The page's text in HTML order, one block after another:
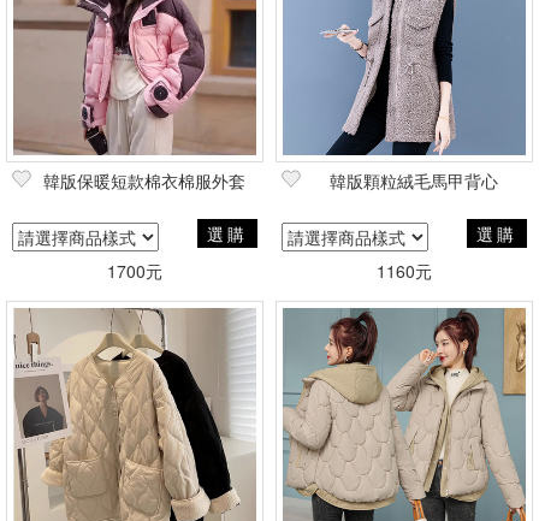
韓版保暖短款棉衣棉服外套
選購
1700元
韓版顆粒絨毛馬甲背心
選購
1160元